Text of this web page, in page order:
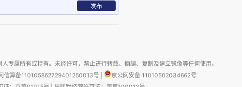
空出了一个「有德(主体性)者居
有什么样的人民就有什么样的政
有效辩护(justified)的时候，我们
发布
专属所有或持有。未经许可，禁止进行转载、摘编、复制及建立镜像等任何使用。
信算备110105862729401250013号
京公网安备 11010502034662号